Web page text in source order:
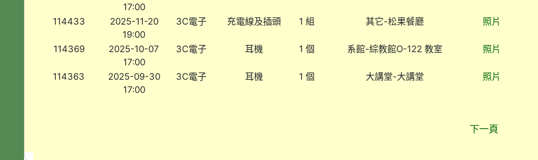
17:00
114433
2025-11-20
19:00
3C電子 充電線及插頭 1 組 其它-松果餐廳 照片
114369
2025-10-07
17:00
3C電子 耳機 1 個 系館-綜教館O-122 教室 照片
114363
2025-09-30
17:00
3C電子 耳機 1 個 大講堂-大講堂 照片
下一頁